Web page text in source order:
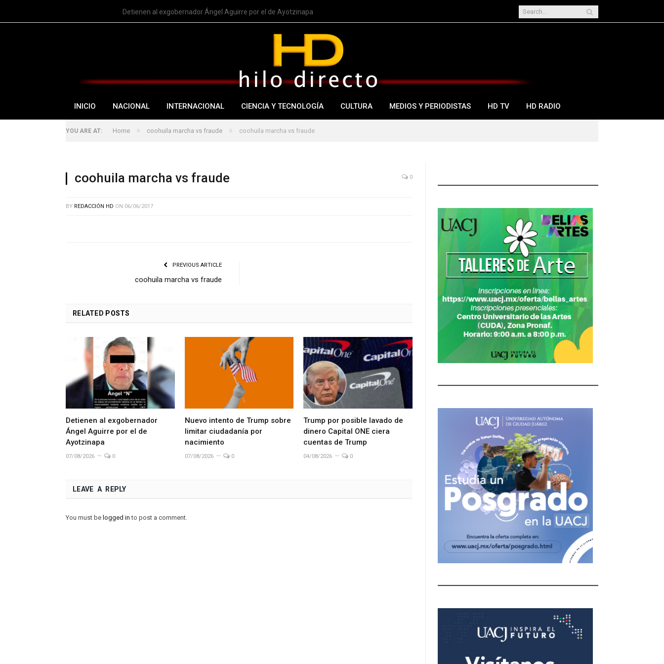
Detienen al exgobernador Ángel Aguirre por el de Ayotzinapa
INICIO NACIONAL INTERNACIONAL CIENCIA Y TECNOLOGÍA CULTURA MEDIOS Y PERIODISTAS HD TV HD RADIO
YOU ARE AT: Home » coohuila marcha vs fraude » coohuila marcha vs fraude
coohuila marcha vs fraude 0
BY REDACCIÓN HD ON 06/06/2017
PREVIOUS ARTICLE
coohuila marcha vs fraude
RELATED POSTS
Detienen al exgobernador
Ángel Aguirre por el de
Ayotzinapa
07/08/2026 0
Nuevo intento de Trump sobre
limitar ciudadanía por
nacimiento
07/08/2026 0
Trump por posible lavado de
dinero Capital ONE ciera
cuentas de Trump
04/08/2026 0
LEAVE A REPLY
You must be logged in to post a comment.